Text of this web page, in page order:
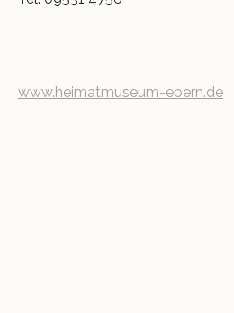
www.heimatmuseum-ebern.de